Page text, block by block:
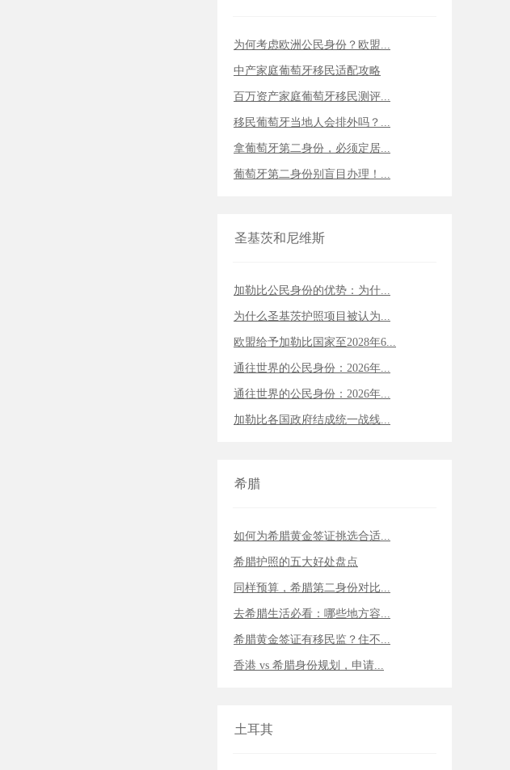
为何考虑欧洲公民身份？欧盟...
中产家庭葡萄牙移民适配攻略
百万资产家庭葡萄牙移民测评...
移民葡萄牙当地人会排外吗？...
拿葡萄牙第二身份，必须定居...
葡萄牙第二身份别盲目办理！...
圣基茨和尼维斯
加勒比公民身份的优势：为什...
为什么圣基茨护照项目被认为...
欧盟给予加勒比国家至2028年6...
通往世界的公民身份：2026年...
通往世界的公民身份：2026年...
加勒比各国政府结成统一战线...
希腊
如何为希腊黄金签证挑选合适...
希腊护照的五大好处盘点
同样预算，希腊第二身份对比...
去希腊生活必看：哪些地方容...
希腊黄金签证有移民监？住不...
香港 vs 希腊身份规划，申请...
土耳其